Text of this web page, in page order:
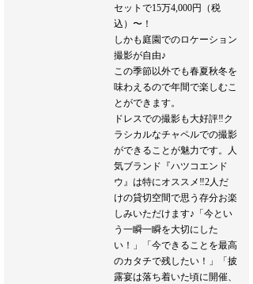
セットで15万4,000円（税
込）〜！
しかも庭園でのロケーション
撮影が自由♪
この季節以外でも春夏秋冬を
味わえるので年間で楽しむこ
とができます。
ドレスでの撮影も大好評‼︎ク
ラシカルなチャペルでの撮影
ができることが魅力です。人
気ブランド『ハツコエンド
ウ』は特にオススメ‼︎2人だ
けの貸切空間で思う存分お楽
しみいただけます♪「今とい
う一瞬一瞬を大切にした
い！」「今できることを最高
のカタチで残したい！」「披
露宴は落ち着いた頃に開催、